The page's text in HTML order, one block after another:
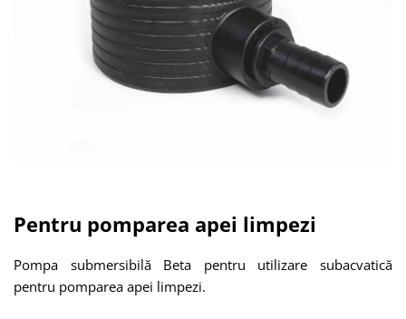
Pentru pomparea apei limpezi
Pompa submersibilă Beta pentru utilizare subacvatică
pentru pomparea apei limpezi.